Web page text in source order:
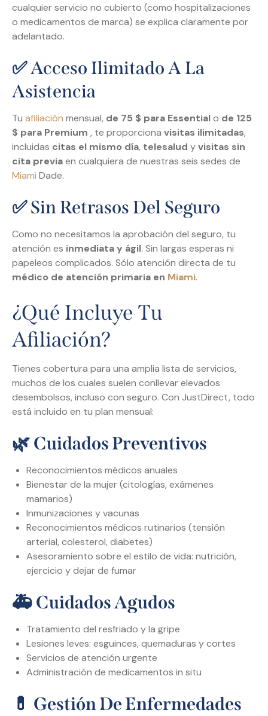
cualquier servicio no cubierto (como hospitalizaciones
o medicamentos de marca) se explica claramente por
adelantado.
✅ Acceso Ilimitado A La
Asistencia
Tu afiliación mensual, de 75 $ para Essentialo de 125
$ para Premium , te proporciona visitas ilimitadas,
incluidas citas el mismo día, telesalud yvisitas sin
cita previaen cualquiera de nuestras seis sedes de
Miami Dade.
✅ Sin Retrasos Del Seguro
Como no necesitamos la aprobación del seguro, tu
atención es inmediata y ágil. Sin largas esperas ni
papeleos complicados. Sólo atención directa de tu
médico de atención primaria en Miami.
¿Qué Incluye Tu
Afiliación?
Tienes cobertura para una amplia lista de servicios,
muchos de los cuales suelen conllevar elevados
desembolsos, incluso con seguro. Con JustDirect, todo
está incluido en tu plan mensual:
🌿Cuidados Preventivos
Reconocimientos médicos anuales
Bienestar de la mujer (citologías, exámenes
mamarios)
Inmunizaciones y vacunas
Reconocimientos médicos rutinarios (tensión
arterial, colesterol, diabetes)
Asesoramiento sobre el estilo de vida: nutrición,
ejercicio y dejar de fumar
🚑Cuidados Agudos
Tratamiento del resfriado y la gripe
Lesiones leves: esguinces, quemaduras y cortes
Servicios de atención urgente
Administración de medicamentos in situ
💊 Gestión De Enfermedades